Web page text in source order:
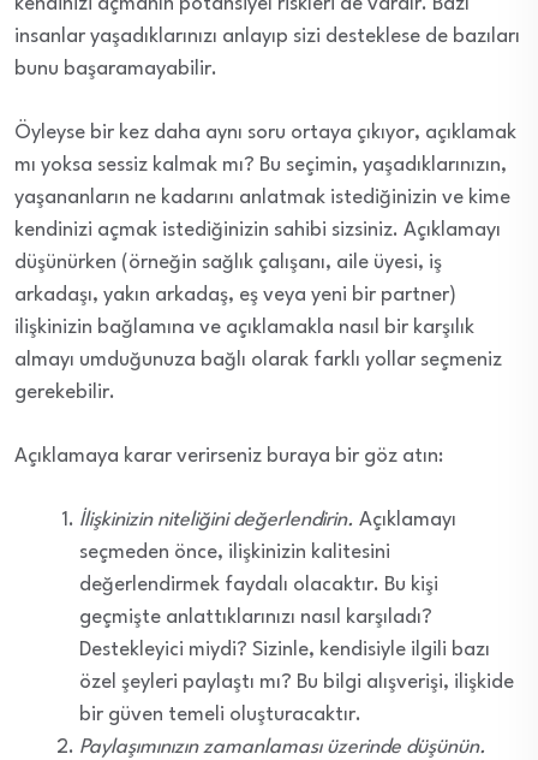
insanlar yaşadıklarınızı anlayıp sizi desteklese de bazıları
bunu başaramayabilir.
Öyleyse bir kez daha aynı soru ortaya çıkıyor, açıklamak
mı yoksa sessiz kalmak mı? Bu seçimin, yaşadıklarınızın,
yaşananların ne kadarını anlatmak istediğinizin ve kime
kendinizi açmak istediğinizin sahibi sizsiniz. Açıklamayı
düşünürken (örneğin sağlık çalışanı, aile üyesi, iş
arkadaşı, yakın arkadaş, eş veya yeni bir partner)
ilişkinizin bağlamına ve açıklamakla nasıl bir karşılık
almayı umduğunuza bağlı olarak farklı yollar seçmeniz
gerekebilir.
Açıklamaya karar verirseniz buraya bir göz atın:
İlişkinizin niteliğini değerlendirin. Açıklamayı
seçmeden önce, ilişkinizin kalitesini
değerlendirmek faydalı olacaktır. Bu kişi
geçmişte anlattıklarınızı nasıl karşıladı?
Destekleyici miydi? Sizinle, kendisiyle ilgili bazı
özel şeyleri paylaştı mı? Bu bilgi alışverişi, ilişkide
bir güven temeli oluşturacaktır.
Paylaşımınızın zamanlaması üzerinde düşünün.